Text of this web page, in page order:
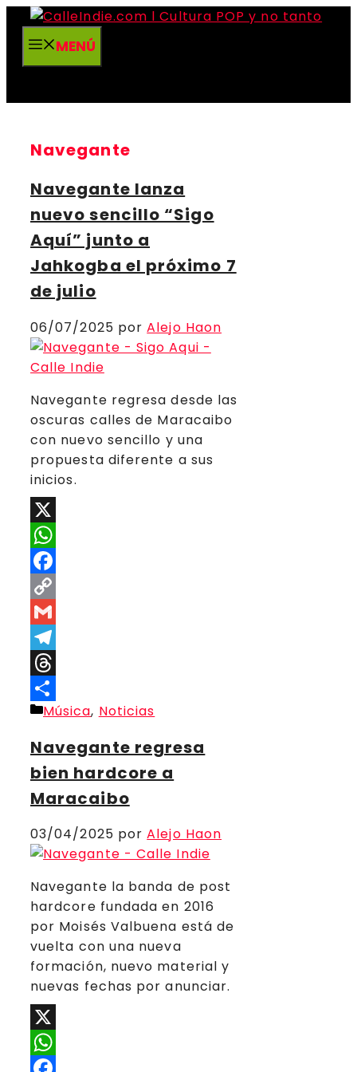
Saltar
contenidoMENÚ
Navegante
Navegante lanza
nuevo sencillo “Sigo
Aquí” junto a
Jahkogba el próximo 7
de julio
06/07/2025 porAlejo Haon
Navegante regresa desde las
oscuras calles de Maracaibo
con nuevo sencillo y una
propuesta diferente a sus
inicios.
X
WhatsApp
Facebook
Copy
Link
Gmail
Telegram
Threads
Compartir
Categorías
Música, Noticias
Navegante regresa
bien hardcore a
Maracaibo
03/04/2025 porAlejo Haon
Navegante la banda de post
hardcore fundada en 2016
por Moisés Valbuena está de
vuelta con una nueva
formación, nuevo material y
nuevas fechas por anunciar.
X
WhatsApp